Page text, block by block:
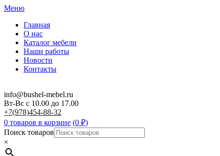
Меню
Главная
О нас
Каталог мебели
Наши работы
Новости
Контакты
info@bushel-mebel.ru
Вт-Вс c 10.00 до 17.00
+7(978)454-88-32
0 товаров в корзине (0 ₽)
Поиск товаров
×